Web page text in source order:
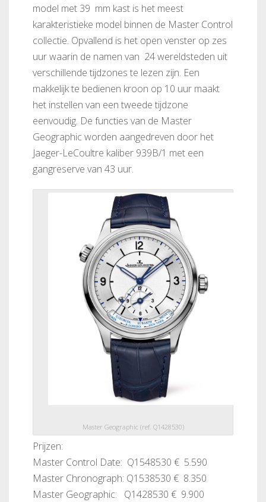
model met 39 mm kast is het meest
karakteristieke model binnen de Master Control
collectie. Opvallend is het open venster op zes
uur waarin de namen van 24 wereldsteden uit
verschillende tijdzones te lezen zijn. Een
makkelijk te bedienen kroon op 10 uur maakt
het instellen van een tweede tijdzone
eenvoudig. De functies van de Master
Geographic worden aangedreven door het
Jaeger-LeCoultre kaliber 939B/1 met een
gangreserve van 43 uur.
Master Geographic (ref. Q1428530)
Prijzen:
Master Control Date: Q1548530 € 5.590
Master Chronograph: Q1538530 € 8.350
Master Geographic: Q1428530 € 9.900